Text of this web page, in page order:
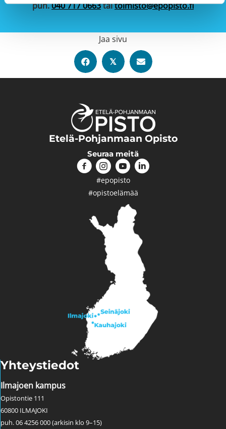
puh.040 717 0663taitoimisto@epopisto.fi
Jaa sivu
𝕏
Etelä-Pohjanmaan Opisto
Seuraa meitä
#epopisto
#opistoelämää
Yhteystiedot
Ilmajoen kampus
Opistontie 111
60800 ILMAJOKI
puh. 06 4256 000 (arkisin klo 9–15)